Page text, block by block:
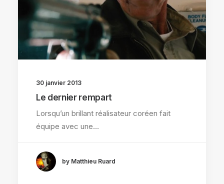
30 janvier 2013
Le dernier rempart
Lorsqu’un brillant réalisateur coréen fait
équipe avec une…
by Matthieu Ruard